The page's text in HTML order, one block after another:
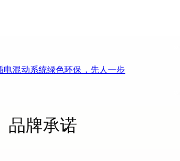
电混动系统绿色环保，先人一步
品牌承诺